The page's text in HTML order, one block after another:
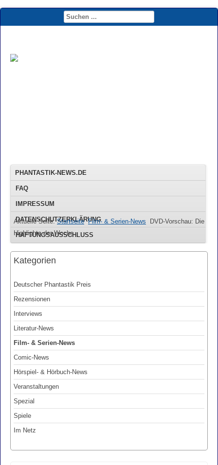
PHANTASTIK-NEWS.DE
FAQ
IMPRESSUM
DATENSCHUTZERKLÄRUNG
HAFTUNGSAUSSCHLUSS
Aktuelle Seite:Startseite Film- & Serien-News
DVD-Vorschau: Die
Highlights der Woche
Kategorien
Deutscher Phantastik Preis
Rezensionen
Interviews
Literatur-News
Film- & Serien-News
Comic-News
Hörspiel- & Hörbuch-News
Veranstaltungen
Spezial
Spiele
Im Netz